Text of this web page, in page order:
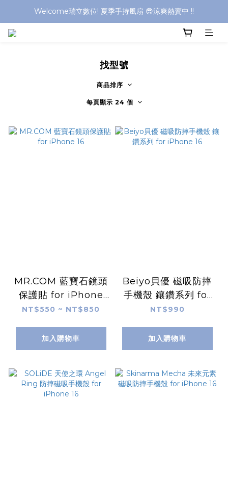
Welcome瑞立數位! 夏季手持風扇 😎涼爽熱賣中 !!
Welcome瑞立數位! 夏季手持風扇 😎涼爽熱賣中 !!
Welcome瑞立數位! 夏季手持風扇 😎涼爽熱賣中 !!
找型號
商品排序
每頁顯示 24 個
MR.COM 藍寶石鏡頭
保護貼 for iPhone
16
NT$550 ~ NT$850
加入購物車
Beiyo貝優 磁吸防摔
手機殼 鑲鑽系列 for
iPhone 16
NT$990
加入購物車